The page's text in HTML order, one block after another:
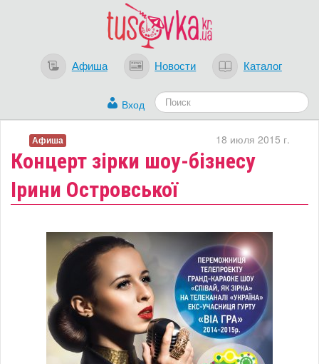
Афиша Новости Каталог
Вход
Концерт зірки шоу-бізнесу
Ірини Островської
18 июля 2015 г.
Афиша